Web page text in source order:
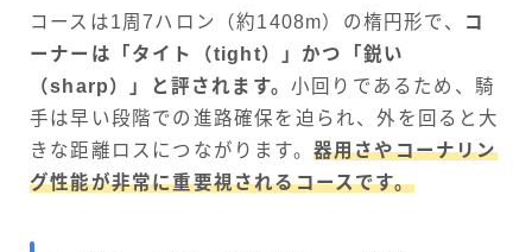
コースは1周7ハロン（約1408m）の楕円形で、
コ
ーナーは「タイト（tight）」かつ「鋭い
（sharp）」と評されます。 小回りであるため、騎
手は早い段階での進路確保を迫られ、外を回ると大
きな距離ロスにつながります。 器用さやコーナリン
グ性能が非常に重要視されるコースです。